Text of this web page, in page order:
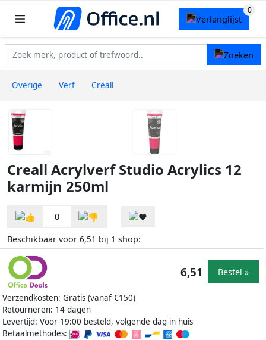
Overige Verf Creall
Creall Acrylverf Studio Acrylics 12
karmijn 250ml
0
Beschikbaar voor 6,51 bij 1 shop:
Verzendkosten: Gratis (vanaf €150)
Retourneren: 14 dagen
Levertijd: Voor 19:00 besteld, volgende dag in huis
Betaalmethodes:
6,51 Bestel »